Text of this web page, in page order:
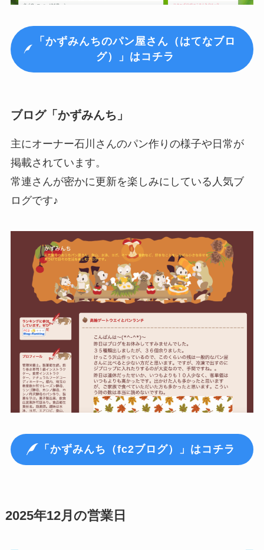
「かずみんちのパン屋さん（はてなブロ
グ）」はコチラ
ブログ「かずみんち」
主にオーナー石川さんのパン作りの様子や日常が
掲載されています。
常連さんが密かに更新を楽しみにしている人気ブ
ログです♪
「かずみんち（fc2ブログ）」はコチラ
2025年12月の営業日